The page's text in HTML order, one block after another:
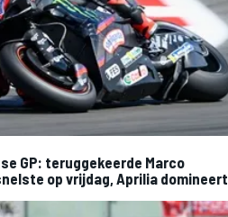
GP: teruggekeerde Marco
op vrijdag, Aprilia domineert